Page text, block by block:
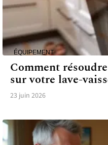
ÉQUIPEMENT
Comment
sur votre lave-
23 juin 2026